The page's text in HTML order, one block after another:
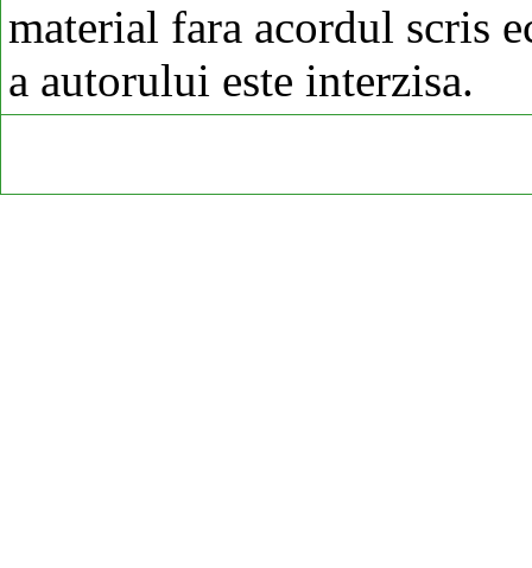
material fara acordul scris
a autorului este interzisa.